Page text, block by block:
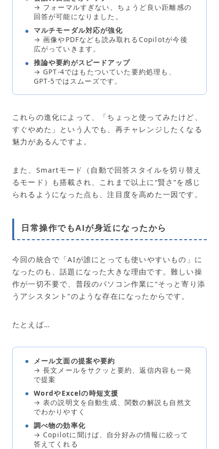
→ フォーマルすぎない、ちょうど良い距離感の
回答が可能になりました。
マルチモーダル対応が強化
→ 画像やPDFなども読み取れるCopilotが今後
広がっていきます。
推論や要約がスピードアップ
→ GPT‑4ではもたついていた要約処理も、
GPT‑5ではスムーズです。
これらの進化によって、「ちょっと使ってみたけど、
すぐやめた」という人でも、再チャレンジしたくなる
魅力があるんですよ。
また、Smartモード（自動で回答スタイルを切り替え
るモード）も搭載され、これまで以上に“賢さ”を感じ
られるようになった点も、注目度を高めた一因です。
日常操作でもAIが身近になったから
今回の統合で「AIが誰にとっても使いやすいもの」に
なったのも、話題になった大きな理由です。難しい操
作が一切不要で、普段のパソコン作業に“そっと寄り添
うアシスタント”のような存在になったからです。
たとえば…
メール文面の提案や要約
→ 長文メールをサクッと要約、返信内容も一発
で提案
WordやExcelの時短支援
→ 表の説明文を自動生成、関数の解説も自然文
でわかりやすく
調べ物の効率化
→ Copilotに聞けば、自分好みの情報に絞って
答えてくれる